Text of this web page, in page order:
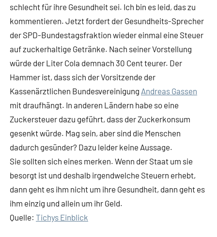
schlecht für ihre Gesundheit sei. Ich bin es leid, das zu
kommentieren. Jetzt fordert der Gesundheits-Sprecher
der SPD-Bundestagsfraktion wieder einmal eine Steuer
auf zuckerhaltige Getränke. Nach seiner Vorstellung
würde der Liter Cola demnach 30 Cent teurer. Der
Hammer ist, dass sich der Vorsitzende der
Kassenärztlichen Bundesvereinigung Andreas Gassen
mit draufhängt. In anderen Ländern habe so eine
Zuckersteuer dazu geführt, dass der Zuckerkonsum
gesenkt würde. Mag sein, aber sind die Menschen
dadurch gesünder? Dazu leider keine Aussage.
Sie sollten sich eines merken. Wenn der Staat um sie
besorgt ist und deshalb irgendwelche Steuern erhebt,
dann geht es ihm nicht um ihre Gesundheit, dann geht es
ihm einzig und allein um ihr Geld.
Quelle: Tichys Einblick